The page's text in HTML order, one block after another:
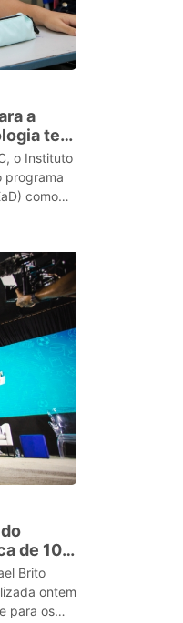
a
tem
o Instituto
programa
como
de 106
Brito
ontem
para os